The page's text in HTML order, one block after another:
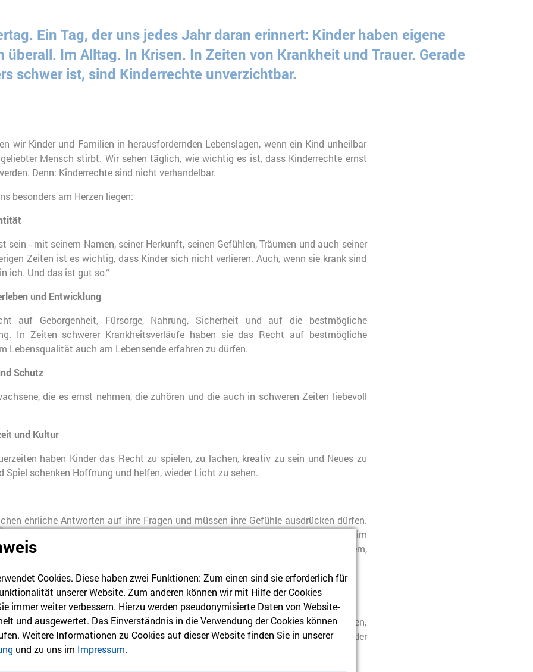
Ein Tag, der uns jedes Jahr daran erinnert: Kinder haben eigene
überall. Im Alltag. In Krisen. In Zeiten von Krankheit und Trauer. Gerade
schwer ist, sind Kinderrechte unverzichtbar.
wir Kinder und Familien in herausfordernden Lebenslagen, wenn ein Kind unheilbar
Mensch stirbt. Wir sehen täglich, wie wichtig es ist, dass Kinderrechte ernst
Denn: Kinderrechte sind nicht verhandelbar.
besonders am Herzen liegen:
sein - mit seinem Namen, seiner Herkunft, seinen Gefühlen, Träumen und auch seiner
Zeiten ist es wichtig, dass Kinder sich nicht verlieren. Auch, wenn sie krank sind
ich. Und das ist gut so.“
und Entwicklung
auf Geborgenheit, Fürsorge, Nahrung, Sicherheit und auf die bestmögliche
In Zeiten schwerer Krankheitsverläufe haben sie das Recht auf bestmögliche
Lebensqualität auch am Lebensende erfahren zu dürfen.
Schutz
die es ernst nehmen, die zuhören und die auch in schweren Zeiten liebevoll
und Kultur
haben Kinder das Recht zu spielen, zu lachen, kreativ zu sein und Neues zu
Spiel schenken Hoffnung und helfen, wieder Licht zu sehen.
ehrliche Antworten auf ihre Fragen und müssen ihre Gefühle ausdrücken dürfen.
sie nicht allein sind, gemeinsam mit anderen trauernden Kindern, im Erzählen, im
das Recht, eine verstorbene Person ein Leben lang im Herzen zu behalten, mit allem,
wie den schmerzhaften Momenten.
wichtig ist?
ein Schlagwort. Sie sind ein Versprechen an jedes einzelne Kind, ein Versprechen,
einlösen müssen. Im Berliner Herz setzen wir uns Tag für Tag dafür ein, dass Kinder
werden.
Cookies. Diese haben zwei Funktionen: Zum einen sind sie erforderlich für
unserer Website. Zum anderen können wir mit Hilfe der Cookies
immer weiter verbessern. Hierzu werden pseudonymisierte Daten von Website-
und ausgewertet. Das Einverständnis in die Verwendung der Cookies können
Weitere Informationen zu Cookies auf dieser Website finden Sie in unserer
und zu uns im Impressum.